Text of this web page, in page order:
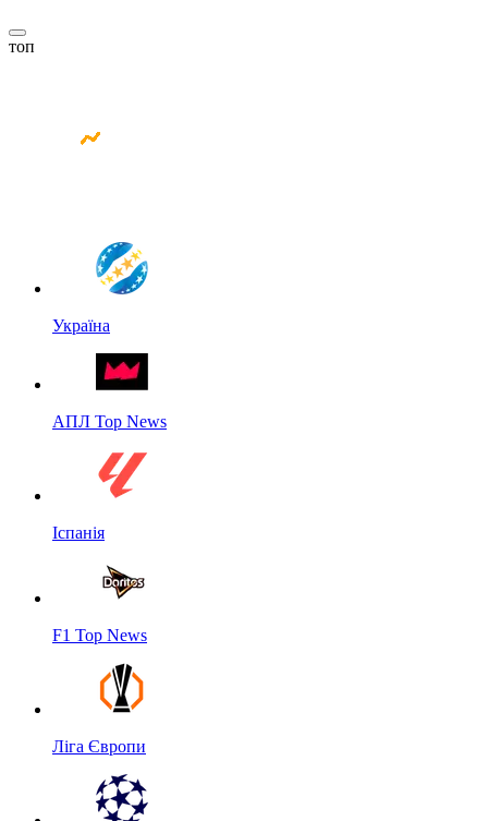
топ
Україна
АПЛ Top News
Іспанія
F1 Top News
Ліга Європи